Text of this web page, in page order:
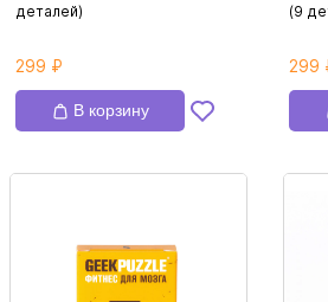
деталей)
299 ₽
В корзину
(9
299